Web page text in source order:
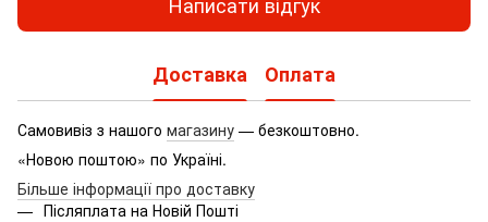
Доставка Оплата
Самовивіз з нашого магазину — безкоштовно.
«Новою поштою» по Україні.
Більше інформації про доставку
Післяплата на Новій Пошті